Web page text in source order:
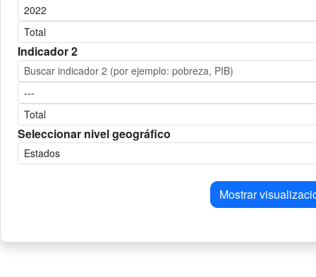
Indicador 2
Seleccionar nivel geográfico
Mostrar